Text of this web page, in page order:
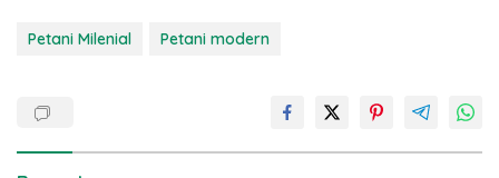
Petani Milenial Petani modern